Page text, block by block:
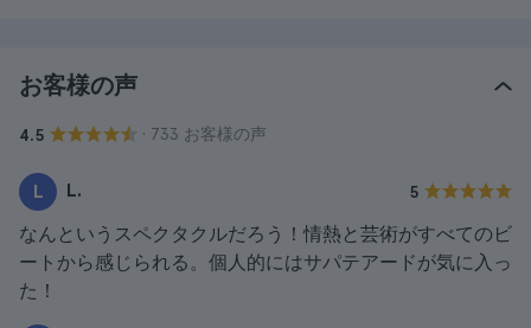
お客様の声
4.5 · 733 お客様の声
L L. 5
なんというスペクタクルだろう！情熱と芸術がすべてのビ
ートから感じられる。個人的にはサパテアードが気に入っ
た！